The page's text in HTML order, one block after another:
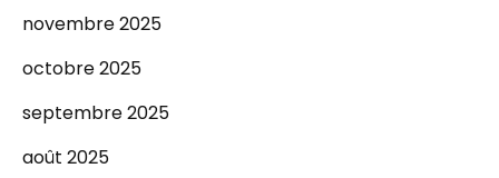
novembre 2025
octobre 2025
septembre 2025
août 2025